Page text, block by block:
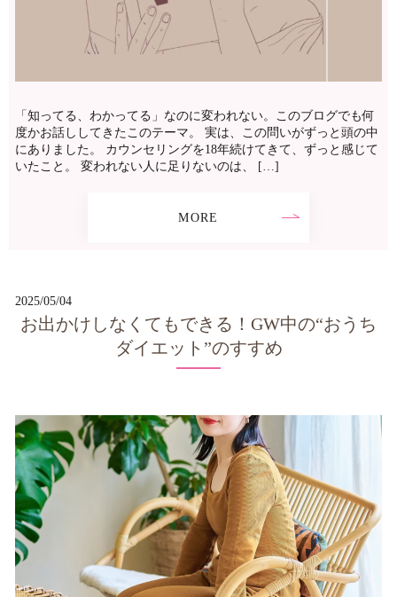
「知ってる、わかってる」なのに変われない。このブログでも何
度かお話ししてきたこのテーマ。 実は、この問いがずっと頭の中
にありました。 カウンセリングを18年続けてきて、ずっと感じて
いたこと。 変われない人に足りないのは、 […]
MORE
2025/05/04
お出かけしなくてもできる！GW中の“おうち
ダイエット”のすすめ